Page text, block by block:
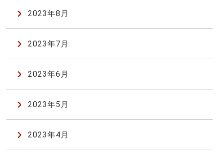
2023年8月
2023年7月
2023年6月
2023年5月
2023年4月